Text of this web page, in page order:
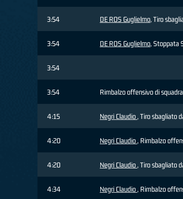
3:54 DE ROS Guglielmo, Tiro
3:54 DE ROS Guglielmo, Stoppata
3:54
3:54 Rimbalzo offensivo di squadra
4:15 Negri Claudio, Tiro sbagliato
4:20 Negri Claudio, Rimbalzo
4:20 Negri Claudio, Tiro sbagliato
4:34 Negri Claudio, Rimbalzo